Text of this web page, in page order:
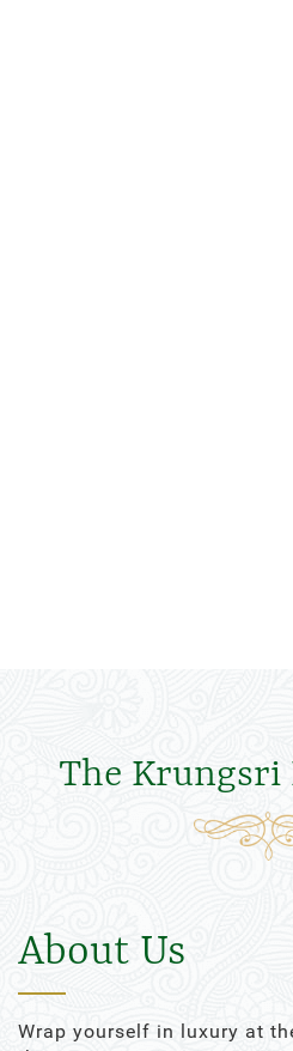
The Krungsri
About Us
Wrap yourself in luxury at